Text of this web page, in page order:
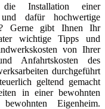
die Installation einer
und dafür hochwertige
Gerne gibt Ihnen Ihr
wichtige Tipps und
von Ihrer
Anfahrtskosten des
durchgeführt
geltend gemacht
in einer bewohnten
Eigenheim.